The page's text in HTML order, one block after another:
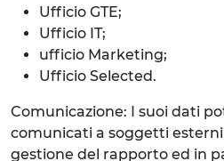
Ufficio GTE;
Ufficio IT;
ufficio Marketing;
Ufficio Selected.
Comunicazione: I suoi dati
comunicati a soggetti
gestione del rapporto ed in